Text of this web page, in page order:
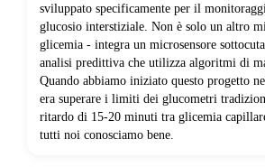
sviluppato specificamente per il
glucosio interstiziale. Non è solo un altro
glicemia - integra un microsensore
analisi predittiva che utilizza algoritmi di
Quando abbiamo iniziato questo progetto
era superare i limiti dei glucometri
ritardo di 15-20 minuti tra glicemia
tutti noi conosciamo bene.